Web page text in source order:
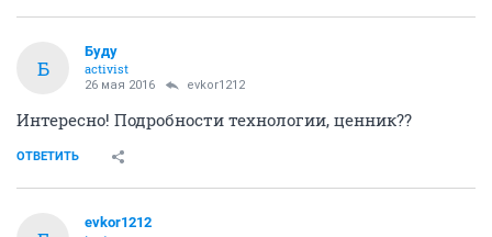
Б
Буду
activist
26 мая 2016 evkor1212
Интересно! Подробности технологии, ценник??
ОТВЕТИТЬ
evkor1212